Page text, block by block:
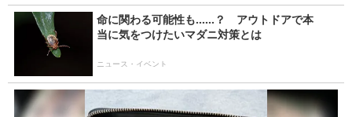
命に関わる可能性も……？ アウトドアで本
当に気をつけたいマダニ対策とは
ニュース・イベント